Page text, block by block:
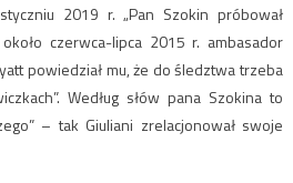
2019 r. „Pan Szokin próbował
czerwca-lipca 2015 r. ambasador
powiedział mu, że do śledztwa trzeba
Według słów pana Szokina to
– tak Giuliani zrelacjonował swoje